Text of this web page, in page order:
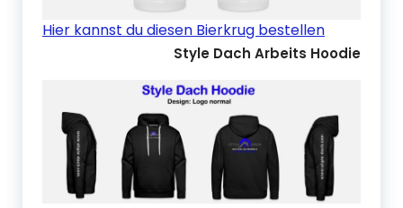
Hier kannst du diesen Bierkrug bestellen
Style Dach Arbeits Hoodie